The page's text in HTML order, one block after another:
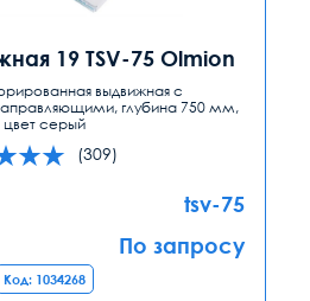
19 TSV-75 Olmion
выдвижная с
глубина 750 мм,
цвет серый
(309)
tsv-75
По запросу
Код: 1034268